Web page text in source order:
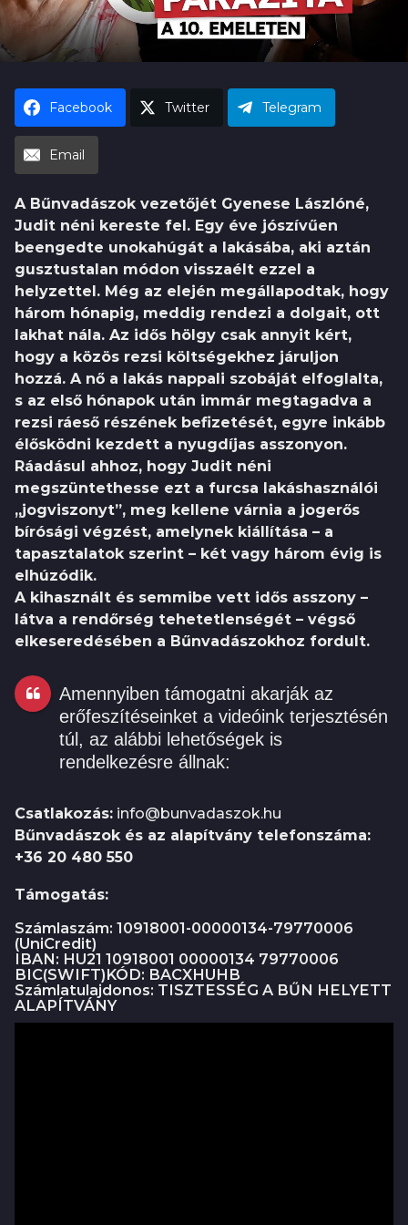
o
k
h
Facebook Twitter Telegram
Email
A Bűnvadászok vezetőjét Gyenese Lászlóné,
Judit néni kereste fel. Egy éve jószívűen
beengedte unokahúgát a lakásába, aki aztán
gusztustalan módon visszaélt ezzel a
helyzettel. Még az elején megállapodtak, hogy
három hónapig, meddig rendezi a dolgait, ott
lakhat nála. Az idős hölgy csak annyit kért,
hogy a közös rezsi költségekhez járuljon
hozzá. A nő a lakás nappali szobáját elfoglalta,
s az első hónapok után immár megtagadva a
rezsi ráeső részének befizetését, egyre inkább
élősködni kezdett a nyugdíjas asszonyon.
Ráadásul ahhoz, hogy Judit néni
megszüntethesse ezt a furcsa lakáshasználói
„jogviszonyt”, meg kellene várnia a jogerős
bírósági végzést, amelynek kiállítása – a
tapasztalatok szerint – két vagy három évig is
elhúzódik.
A kihasznált és semmibe vett idős asszony –
látva a rendőrség tehetetlenségét – végső
elkeseredésében a Bűnvadászokhoz fordult.
Amennyiben támogatni akarják az
erőfeszítéseinket a videóink terjesztésén
túl, az alábbi lehetőségek is
rendelkezésre állnak:
Csatlakozás: info@bunvadaszok.hu
Bűnvadászok és az alapítvány telefonszáma:
+36 20 480 550
Támogatás:
Számlaszám: 10918001-00000134-79770006
(UniCredit)
IBAN: HU21 10918001 00000134 79770006
BIC(SWIFT)KÓD: BACXHUHB
Számlatulajdonos: TISZTESSÉG A BŰN HELYETT
ALAPÍTVÁNY